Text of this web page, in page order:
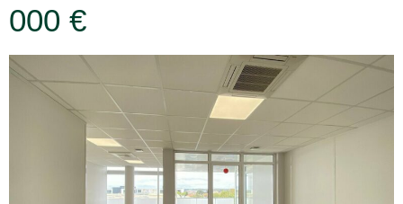
000 €